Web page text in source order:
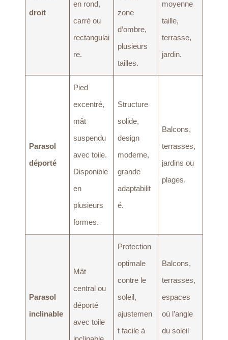
droit
en rond,
carré ou
rectangulai
re.
zone
d’ombre,
plusieurs
tailles.
moyenne
taille,
terrasse,
jardin.
Parasol
déporté
Pied
excentré,
mât
suspendu
avec toile.
Disponible
en
plusieurs
formes.
Structure
solide,
design
moderne,
grande
adaptabilit
é.
Balcons,
terrasses,
jardins ou
plages.
Parasol
inclinable
Mât
central ou
déporté
avec toile
Protection
optimale
contre le
soleil,
ajustemen
t facile à
Balcons,
terrasses,
espaces
où l’angle
du soleil